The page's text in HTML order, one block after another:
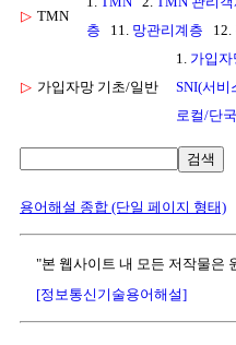
▷ TMN
층 11. 망관리계층 12.
▷ 가입자망 기초/일반
1. 가입자
SNI(서비
로컬/단
검색
용어해설 종합 (단일 페이지 형태)
"본 웹사이트 내 모든 저작물은
[정보통신기술용어해설]